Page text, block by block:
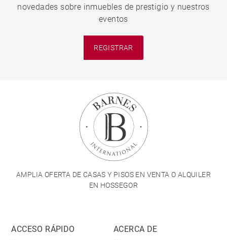
novedades sobre inmuebles de prestigio y nuestros
eventos
REGISTRAR
AMPLIA OFERTA DE CASAS Y PISOS EN VENTA O ALQUILER
EN HOSSEGOR
ACCESO RÁPIDO
ACERCA DE